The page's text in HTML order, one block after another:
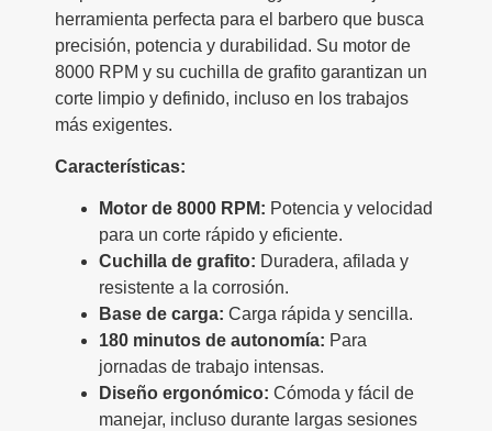
herramienta perfecta para el barbero que busca
precisión, potencia y durabilidad. Su motor de
8000 RPM y su cuchilla de grafito garantizan un
corte limpio y definido, incluso en los trabajos
más exigentes.
Características:
Motor de 8000 RPM: Potencia y velocidad
para un corte rápido y eficiente.
Cuchilla de grafito: Duradera, afilada y
resistente a la corrosión.
Base de carga: Carga rápida y sencilla.
180 minutos de autonomía: Para
jornadas de trabajo intensas.
Diseño ergonómico: Cómoda y fácil de
manejar, incluso durante largas sesiones